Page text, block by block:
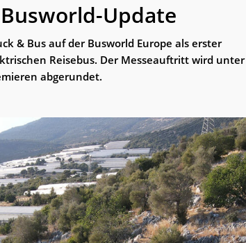
Update
& Bus auf der Busworld Europe als erster
Reisebus. Der Messeauftritt wird unter
abgerundet.